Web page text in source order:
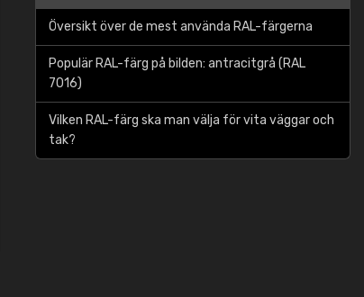
Översikt över de mest använda RAL-färgerna
Populär RAL-färg på bilden: antracitgrå (RAL
7016)
Vilken RAL-färg ska man välja för vita väggar och
tak?